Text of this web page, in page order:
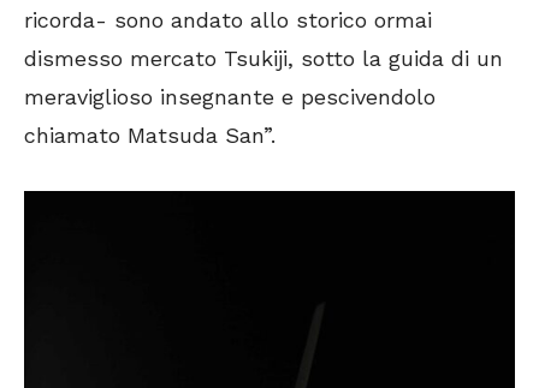
ricorda- sono andato allo storico ormai
dismesso mercato Tsukiji, sotto la guida di un
meraviglioso insegnante e pescivendolo
chiamato Matsuda San”.